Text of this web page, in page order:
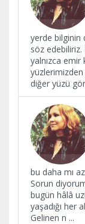
yerde bilginin
söz
yalnızca emir
diğer yüzü
bu daha mı
Sorun
bugün hâlâ
yaşadığı her
Gelinen n ...